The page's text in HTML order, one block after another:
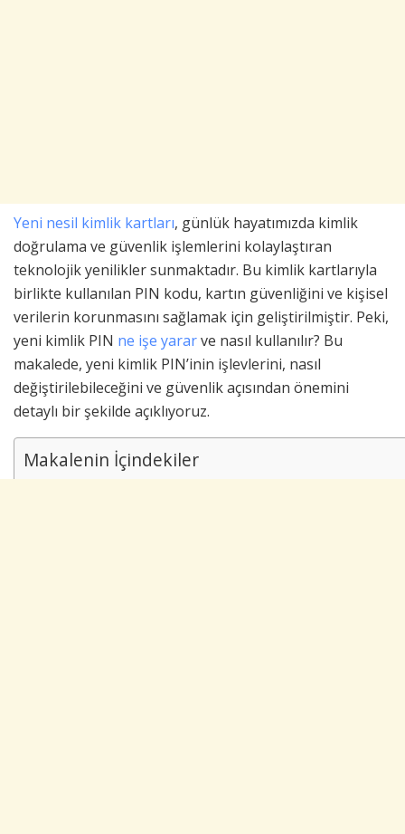
Yeni nesil kimlik kartları, günlük hayatımızda kimlik
doğrulama ve güvenlik işlemlerini kolaylaştıran
teknolojik yenilikler sunmaktadır. Bu kimlik kartlarıyla
birlikte kullanılan PIN kodu, kartın güvenliğini ve kişisel
verilerin korunmasını sağlamak için geliştirilmiştir. Peki,
yeni kimlik PIN ne işe yararve nasıl kullanılır? Bu
makalede, yeni kimlik PIN’inin işlevlerini, nasıl
değiştirilebileceğini ve güvenlik açısından önemini
detaylı bir şekilde açıklıyoruz.
Makalenin İçindekiler